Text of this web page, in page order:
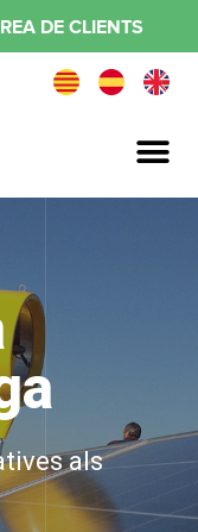
DE CLIENTS
als